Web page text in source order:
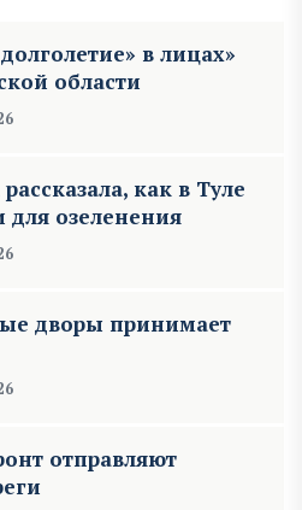
в лицах»
области
как в Туле
для озеленения
дворы принимает
отправляют